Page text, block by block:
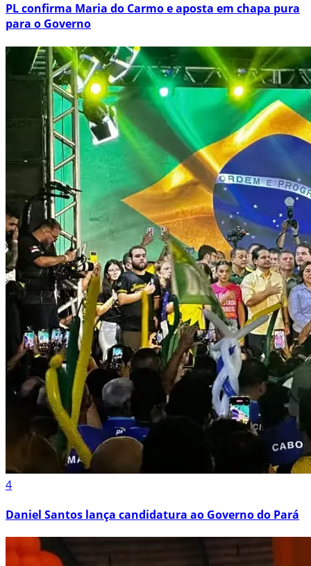
PL confirma Maria do Carmo e aposta em chapa pura
para o Governo
4
Daniel Santos lança candidatura ao Governo do Pará